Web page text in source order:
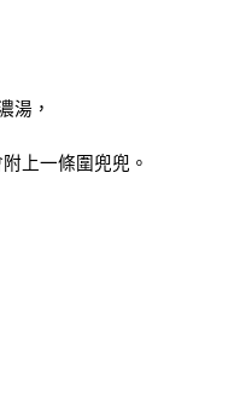
湯，
上一條圍兜兜。